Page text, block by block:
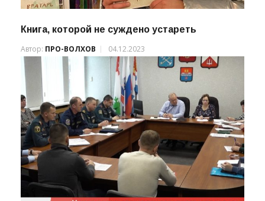
Книга, которой не суждено устареть
Автор: ПРО-ВОЛХОВ 04.12.2023